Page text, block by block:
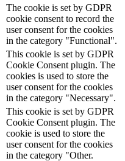
The cookie is set by GDPR
cookie consent to record the
user consent for the cookies
in the category "Functional".
This cookie is set by GDPR
Cookie Consent plugin. The
cookies is used to store the
user consent for the cookies
in the category "Necessary".
This cookie is set by GDPR
Cookie Consent plugin. The
cookie is used to store the
user consent for the cookies
in the category "Other.